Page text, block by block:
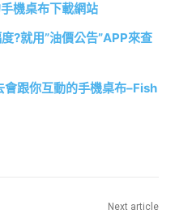
機桌布下載網站
?就用”油價公告”APP來查
跟你互動的手機桌布–Fish
Next article